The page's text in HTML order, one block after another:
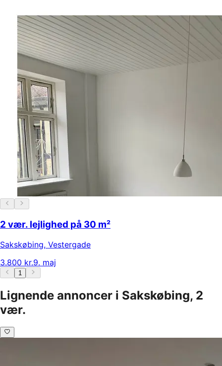
2 vær. lejlighed på 30 m²
Sakskøbing, Vestergade
3.800 kr.9. maj
1
Lignende annoncer i Sakskøbing, 2
vær.